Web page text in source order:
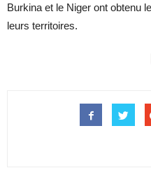
Burkina et le Niger ont obtenu
leurs territoires.